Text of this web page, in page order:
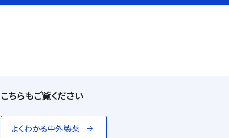
こちらもご覧ください
よくわかる中外製薬